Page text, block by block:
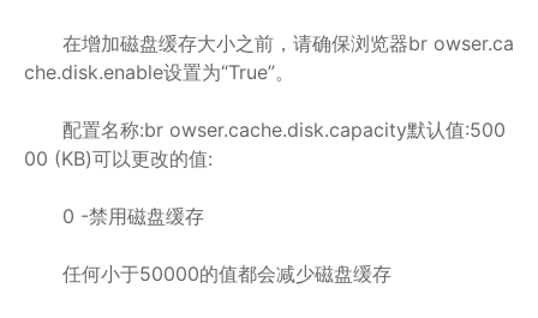
在增加磁盘缓存大小之前，请确保浏览器br owser.ca
che.disk.enable设置为“True”。
配置名称:br owser.cache.disk.capacity默认值:500
00 (KB)可以更改的值:
0 -禁用磁盘缓存
任何小于50000的值都会减少磁盘缓存